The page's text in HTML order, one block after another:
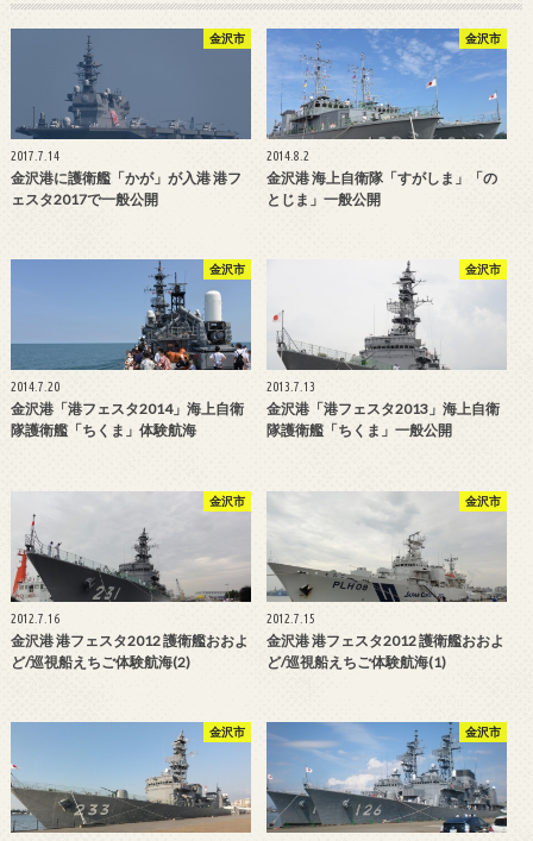
金沢市
2017.7.14
金沢港に護衛艦「かが」が入港 港フ
ェスタ2017で一般公開
金沢市
2014.8.2
金沢港 海上自衛隊「すがしま」「の
とじま」一般公開
金沢市
2014.7.20
金沢港「港フェスタ2014」海上自衛
隊護衛艦「ちくま」体験航海
金沢市
2013.7.13
金沢港「港フェスタ2013」海上自衛
隊護衛艦「ちくま」一般公開
金沢市
2012.7.16
金沢港 港フェスタ2012 護衛艦おおよ
ど/巡視船えちご体験航海(2)
金沢市
2012.7.15
金沢港 港フェスタ2012 護衛艦おおよ
ど/巡視船えちご体験航海(1)
金沢市 金沢市